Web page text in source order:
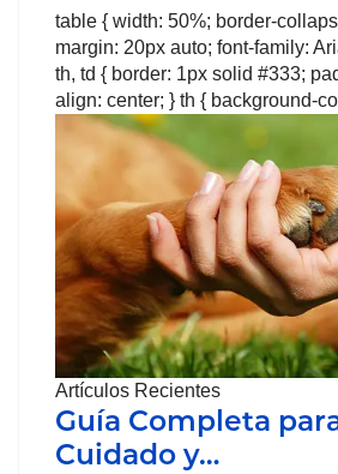
table { width: 50%; border-
margin: 20px auto; font-family:
th, td { border: 1px solid #333;
align: center; } th { background-
Artículos Recientes
Guía Completa
Cuidado y…